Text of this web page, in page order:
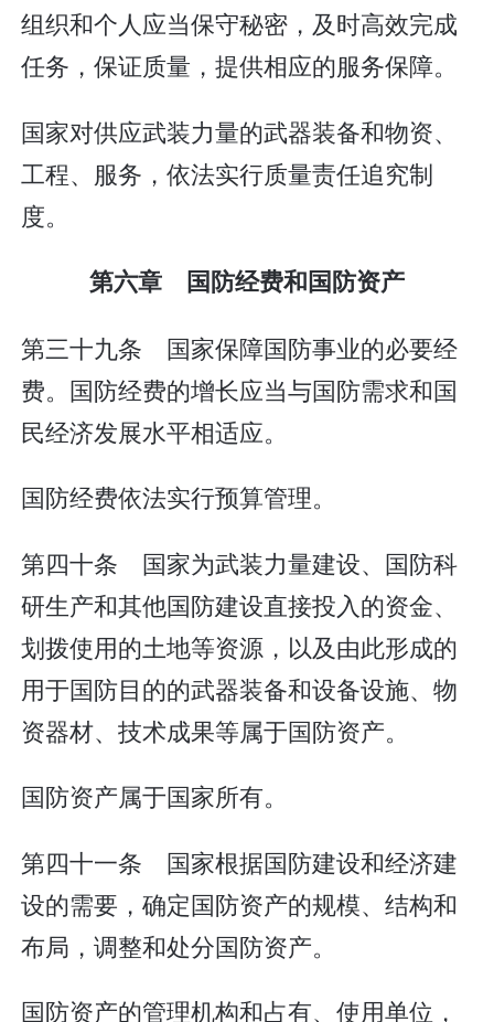
组织和个人应当保守秘密，及时高效完成
任务，保证质量，提供相应的服务保障。
国家对供应武装力量的武器装备和物资、
工程、服务，依法实行质量责任追究制
度。
第六章 国防经费和国防资产
第三十九条 国家保障国防事业的必要经
费。国防经费的增长应当与国防需求和国
民经济发展水平相适应。
国防经费依法实行预算管理。
第四十条 国家为武装力量建设、国防科
研生产和其他国防建设直接投入的资金、
划拨使用的土地等资源，以及由此形成的
用于国防目的的武器装备和设备设施、物
资器材、技术成果等属于国防资产。
国防资产属于国家所有。
第四十一条 国家根据国防建设和经济建
设的需要，确定国防资产的规模、结构和
布局，调整和处分国防资产。
国防资产的管理机构和占有、使用单位，